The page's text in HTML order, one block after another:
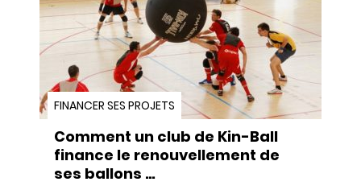
FINANCER SES PROJETS
Comment un club de Kin-Ball
finance le renouvellement de
ses ballons …